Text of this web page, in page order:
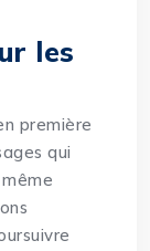
les
première
qui